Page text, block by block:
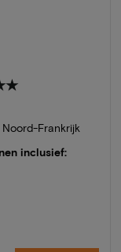
Frankrijk
inclusief: